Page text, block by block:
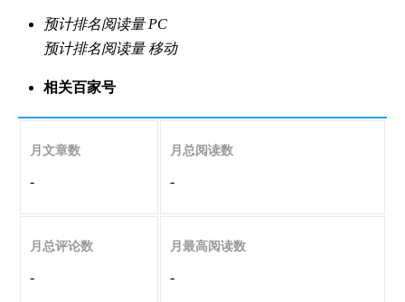
预计排名阅读量 PC
预计排名阅读量 移动
相关百家号
月文章数
-
月总阅读数
-
月总评论数
-
月最高阅读数
-